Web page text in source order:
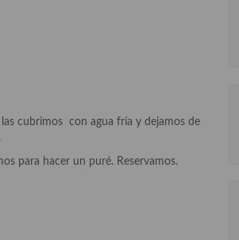
cubrimos con agua fría y dejamos de
para hacer un puré. Reservamos.